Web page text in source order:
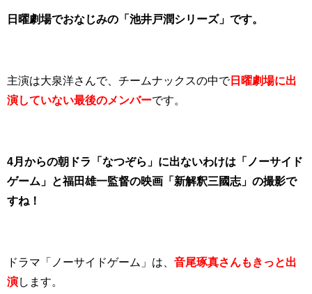
日曜劇場でおなじみの「池井戸潤シリーズ」です。
主演は大泉洋さんで、チームナックスの中で日曜劇場に出
演していない最後のメンバーです。
4月からの朝ドラ「なつぞら」に出ないわけは「ノーサイド
ゲーム」と福田雄一監督の映画「新解釈三國志」の撮影で
すね！
ドラマ「ノーサイドゲーム」は、 音尾琢真さんもきっと出
演します。